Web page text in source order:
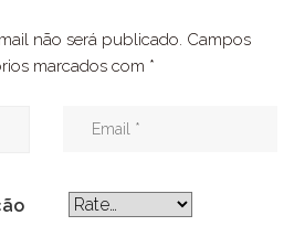
não será publicado. Campos
marcados com *